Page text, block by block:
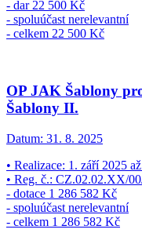
- dar 22 500 Kč
- spoluúčast nerelevantní
- celkem 22 500 Kč
OP JAK Šablony
Šablony II.
Datum: 31. 8. 2025
• Realizace: 1. září 2025
• Reg. č.: CZ.02.02.XX/
- dotace 1 286 582 Kč
- spoluúčast nerelevantní
- celkem 1 286 582 Kč